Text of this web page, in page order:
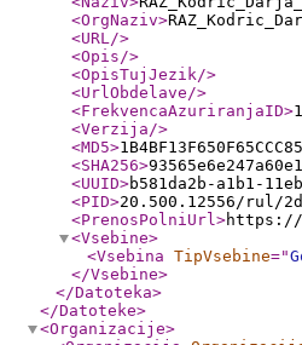
<OrgNaziv>
<URL/>
<Opis/>
<OpisTujJezik/>
<UrlObdelave/>
<FrekvencaAzuriranjaID>1
<Verzija/>
<MD5>
<SHA256>
<UUID>b581da2b-a1b1-
<PID>20.500.12556/rul/
<PrenosPolniUrl>https://
<Vsebine>
<Vsebina TipVsebine="
</Vsebine>
</Datoteka>
</Datoteke>
<Organizacije>